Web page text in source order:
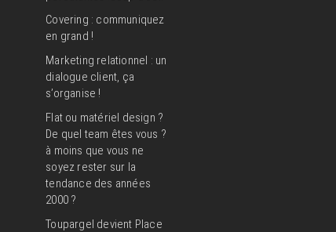
Covering : communiquez
en grand !
Marketing relationnel : un
dialogue client, ça
s’organise !
Flat ou matériel design ?
De quel team êtes vous ?
à moins que vous ne
soyez rester sur la
tendance des années
2000 ?
Toupargel devient Place